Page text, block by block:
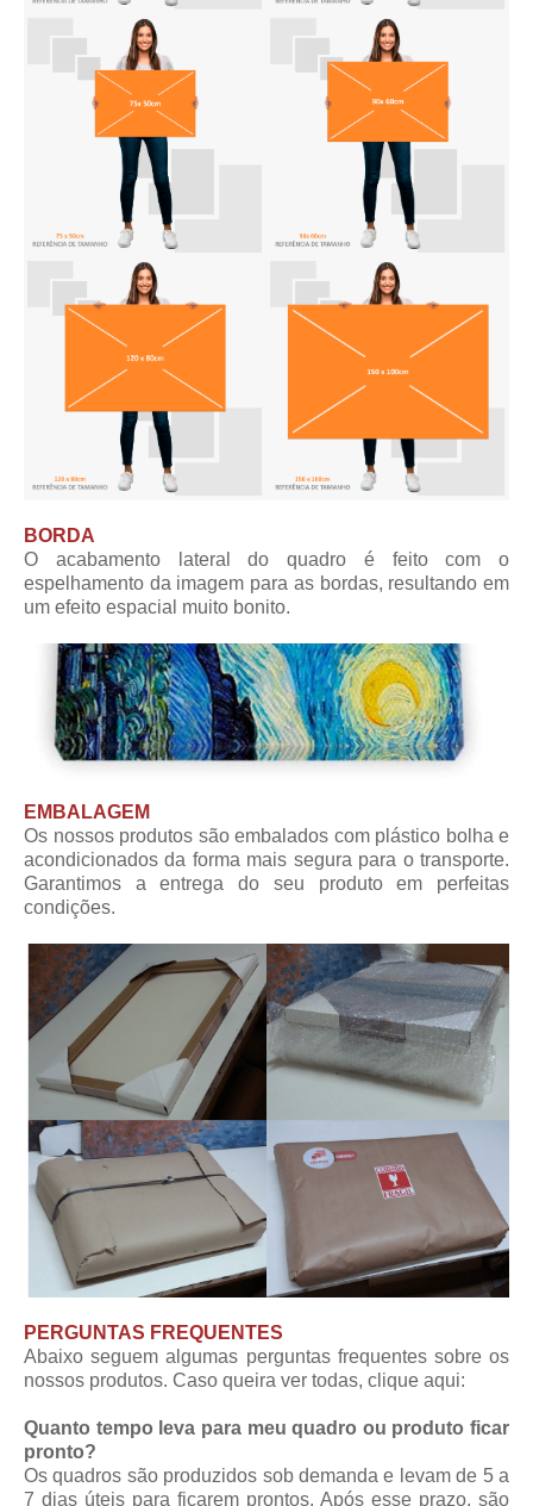
BORDA
O acabamento lateral do quadro é feito com o
espelhamento da imagem para as bordas, resultando em
um efeito espacial muito bonito.
EMBALAGEM
Os nossos produtos são embalados com plástico bolha e
acondicionados da forma mais segura para o transporte.
Garantimos a entrega do seu produto em perfeitas
condições.
PERGUNTAS FREQUENTES
Abaixo seguem algumas perguntas frequentes sobre os
nossos produtos. Caso queira ver todas, clique aqui:
Quanto tempo leva para meu quadro ou produto ficar
pronto?
Os quadros são produzidos sob demanda e levam de 5 a
7 dias úteis para ficarem prontos. Após esse prazo, são